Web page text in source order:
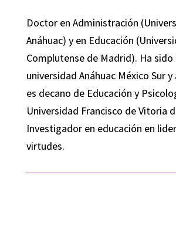
Doctor en Administración
Anáhuac) y en Educación
Complutense de Madrid). Ha
universidad Anáhuac México Sur
es decano de Educación y
Universidad Francisco de Vitoria
Investigador en educación en
virtudes.